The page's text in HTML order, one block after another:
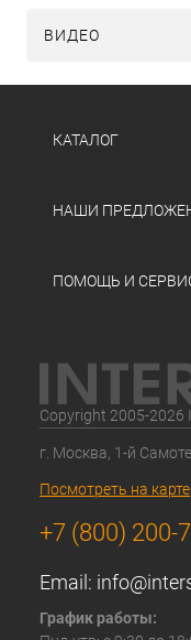
ВИДЕО
КАТАЛОГ
НАШИ
ПОМОЩЬ И
Copyright 2005-2026
г. Москва, 1-й
Посмотреть на карте
+7 (800) 200-
Email:
График работы: